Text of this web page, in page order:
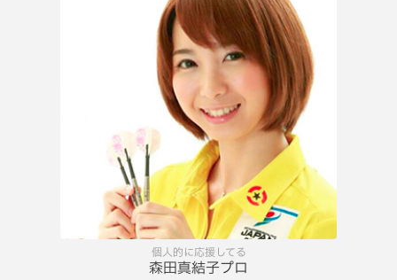
個人的に応援してる
森田真結子プロ